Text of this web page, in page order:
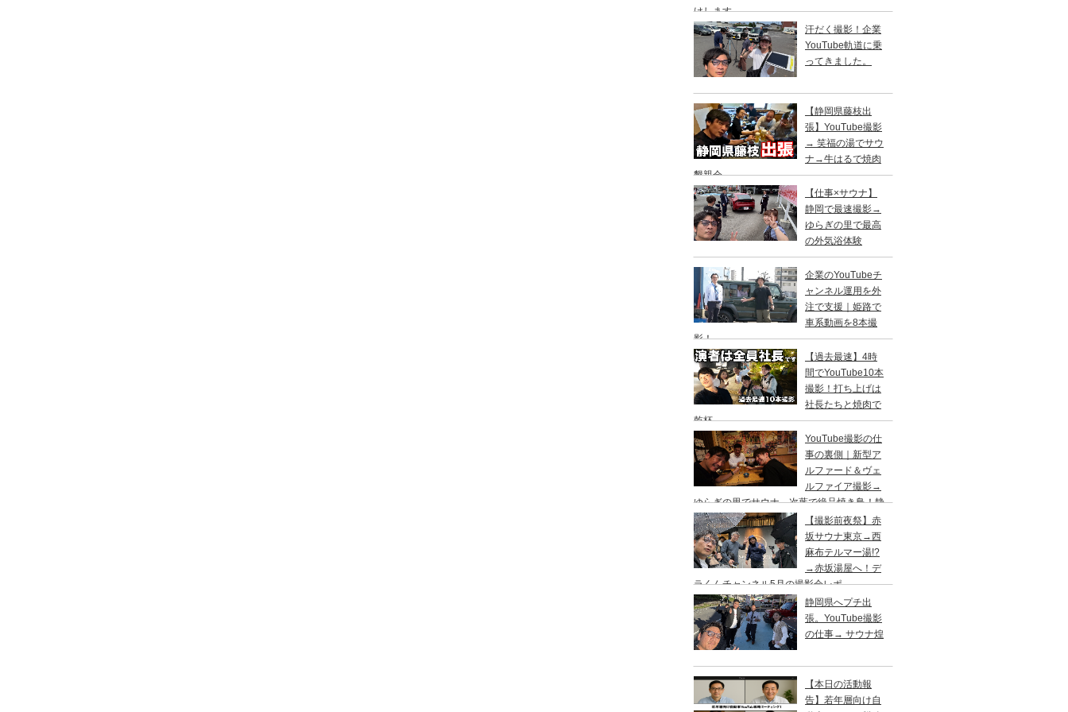
けします
汗だく撮影！企業
YouTube軌道に乗
ってきました。
【静岡県藤枝出
張】YouTube撮影
→ 笑福の湯でサウ
ナ→牛はるで焼肉
懇親会
【仕事×サウナ】
静岡で最速撮影→
ゆらぎの里で最高
の外気浴体験
企業のYouTubeチ
ャンネル運用を外
注で支援｜姫路で
車系動画を8本撮
影！
【過去最速】4時
間でYouTube10本
撮影！打ち上げは
社長たちと焼肉で
乾杯
YouTube撮影の仕
事の裏側｜新型ア
ルファード＆ヴェ
ルファイア撮影→
ゆらぎの里でサウナ→次葉で絶品焼き鳥！静
岡出張
【撮影前夜祭】赤
坂サウナ東京→西
麻布テルマー湯!?
→赤坂湯屋へ！デ
ラくんチャンネル5月の撮影会レポ
静岡県へプチ出
張。YouTube撮影
の仕事→ サウナ煌
【本日の活動報
告】若年層向け自